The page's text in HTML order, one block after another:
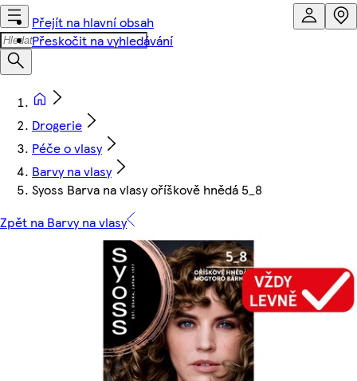
Přejít na hlavní obsah
Přeskočit na vyhledávání
Drogerie
Péče o vlasy
Barvy na vlasy
Syoss Barva na vlasy oříškově hnědá 5_8
Zpět na Barvy na vlasy